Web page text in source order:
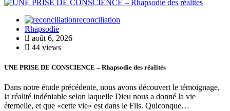
reconciliation
Rhapsodie
août 6, 2026
44 views
UNE PRISE DE CONSCIENCE – Rhapsodie des réalités
Dans notre étude précédente, nous avons découvert le témoignage,
la réalité indéniable selon laquelle Dieu nous a donné la vie
éternelle, et que «cette vie» est dans le Fils. Quiconque…